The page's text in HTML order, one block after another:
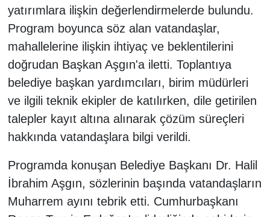
yatırımlara ilişkin değerlendirmelerde bulundu.
Program boyunca söz alan vatandaşlar,
mahallelerine ilişkin ihtiyaç ve beklentilerini
doğrudan Başkan Aşgın'a iletti. Toplantıya
belediye başkan yardımcıları, birim müdürleri
ve ilgili teknik ekipler de katılırken, dile getirilen
talepler kayıt altına alınarak çözüm süreçleri
hakkında vatandaşlara bilgi verildi.
Programda konuşan Belediye Başkanı Dr. Halil
İbrahim Aşgın, sözlerinin başında vatandaşların
Muharrem ayını tebrik etti. Cumhurbaşkanı